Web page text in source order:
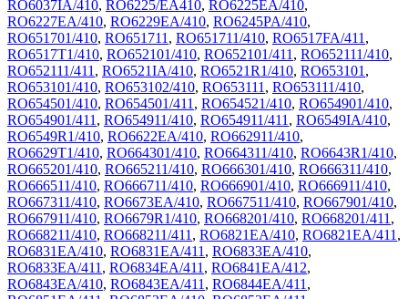
RO6037IA/410, RO6225/EA410, RO6225EA/410,
RO6227EA/410, RO6229EA/410, RO6245PA/410,
RO651701/410, RO651711 , RO651711/410, RO6517FA/411 ,
RO6517T1/410, RO652101/410, RO652101/411 , RO652111/410,
RO652111/411 , RO6521IA/410, RO6521R1/410, RO653101 ,
RO653101/410, RO653102/410, RO653111 , RO653111/410,
RO654501/410, RO654501/411 , RO654521/410, RO654901/410,
RO654901/411 , RO654911/410, RO654911/411 , RO6549IA/410,
RO6549R1/410, RO6622EA/410, RO662911/410,
RO6629T1/410, RO664301/410, RO664311/410, RO6643R1/410,
RO665201/410, RO665211/410, RO666301/410, RO666311/410,
RO666511/410, RO666711/410, RO666901/410, RO666911/410,
RO667311/410, RO6673EA/410, RO667511/410, RO667901/410,
RO667911/410, RO6679R1/410, RO668201/410, RO668201/411 ,
RO668211/410, RO668211/411 , RO6821EA/410, RO6821EA/411 ,
RO6831EA/410, RO6831EA/411 , RO6833EA/410,
RO6833EA/411 , RO6834EA/411 , RO6841EA/412,
RO6843EA/410, RO6843EA/411 , RO6844EA/411 ,